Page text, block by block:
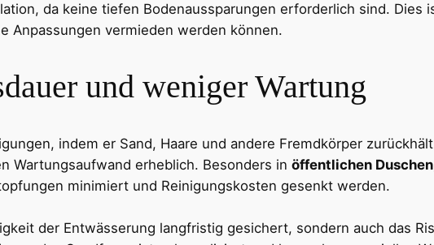
da keine tiefen Bodenaussparungen erforderlich sind. Dies
Anpassungen vermieden werden können.
und weniger Wartung
indem er Sand, Haare und andere Fremdkörper
Wartungsaufwand erheblich. Besonders in öffentlichen Duschen
minimiert und Reinigungskosten gesenkt werden.
der Entwässerung langfristig gesichert, sondern auch das